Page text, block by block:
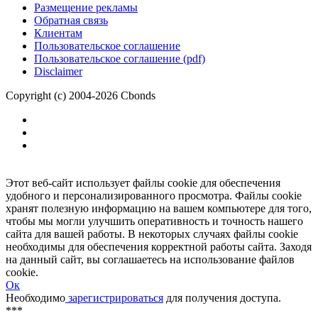
Размещение рекламы
Обратная связь
Клиентам
Пользовательское соглашение
Пользовательское соглашение (pdf)
Disclaimer
Copyright (c) 2004-2026 Cbonds
Этот веб-сайт использует файлы cookie для обеспечения
удобного и персонализированного просмотра. Файлы cookie
хранят полезную информацию на вашем компьютере для того,
чтобы мы могли улучшить оперативность и точность нашего
сайта для вашей работы. В некоторых случаях файлы cookie
необходимы для обеспечения корректной работы сайта. Заходя
на данный сайт, вы соглашаетесь на использование файлов
cookie.
Ок
Необходимо зарегистрироваться для получения доступа.
***